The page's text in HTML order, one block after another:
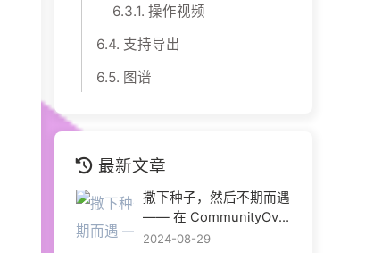
6.3.1. 操作视频
6.4. 支持导出
6.5. 图谱
最新文章
撒下种子，然后不期而遇
—— 在 CommunityOver
Code Asia 2024 与热爱
2024-08-29